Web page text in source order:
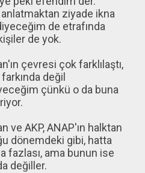
ziyade ikna
de etrafında
de yok.
çevresi çok farklılaştı,
değil
çünkü o da buna
ve AKP, ANAP'ın halktan
dönemdeki gibi, hatta
fazlası, ama bunun ise
değiller.